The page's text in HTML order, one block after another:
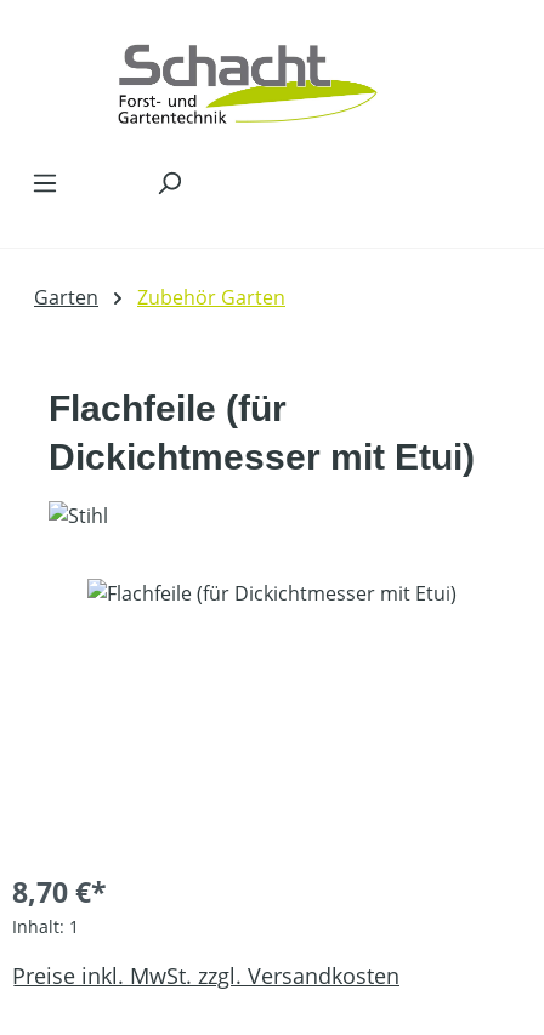
Garten Zubehör Garten
Flachfeile (für
Dickichtmesser mit Etui)
Bildergalerie überspringen
8,70 €*
Inhalt: 1
Preise inkl. MwSt. zzgl. Versandkosten